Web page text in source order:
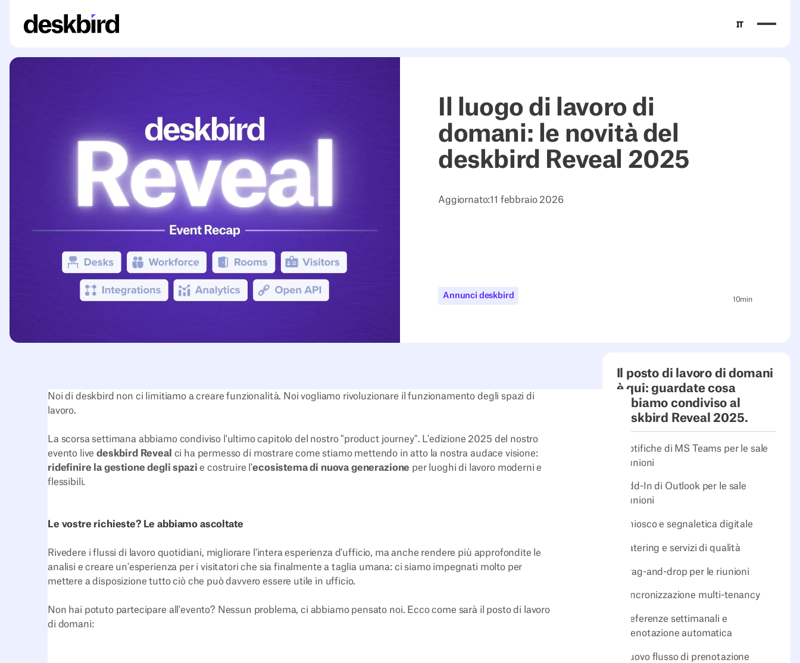
IT
Il luogo di lavoro di
domani: le novità del
deskbird Reveal 2025
Aggiornato:11 febbraio 2026
Annunci deskbird 10min
Il posto di lavoro di domani
è qui: guardate cosa
abbiamo condiviso al
deskbird Reveal 2025.
Notifiche di MS Teams per le sale
riunioni
Add-In di Outlook per le sale
riunioni
Chiosco e segnaletica digitale
Catering e servizi di qualità
Drag-and-drop per le riunioni
Sincronizzazione multi-tenancy
Preferenze settimanali e
prenotazione automatica
Nuovo flusso di prenotazione
Noi di deskbird non ci limitiamo a creare funzionalità. Noi vogliamo rivoluzionare il funzionamento degli spazi di
lavoro.
La scorsa settimana abbiamo condiviso l'ultimo capitolo del nostro "product journey". L'edizione 2025 del nostro
evento livedeskbird Reveal ci ha permesso di mostrare come stiamo mettendo in atto la nostra audace visione:
ridefinire la gestione degli spazi e costruire l'ecosistema di nuova generazione per luoghi di lavoro moderni e
flessibili.
Le vostre richieste? Le abbiamo ascoltate
Rivedere i flussi di lavoro quotidiani, migliorare l'intera esperienza d'ufficio, ma anche rendere più approfondite le
analisi e creare un'esperienza per i visitatori che sia finalmente a taglia umana: ci siamo impegnati molto per
mettere a disposizione tutto ciò che può davvero essere utile in ufficio.
Non hai potuto partecipare all'evento? Nessun problema, ci abbiamo pensato noi. Ecco come sarà il posto di lavoro
di domani: